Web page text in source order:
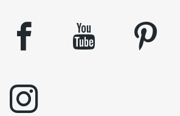
facebook youtube pinterest
instagram